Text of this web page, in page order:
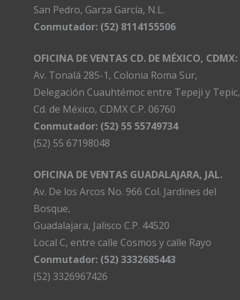
San Pedro, Garza García, N.L.
Conmutador: (52) 8114155506
OFICINA DE VENTAS CD. DE MÉXICO, CDMX:
Av. Tonalá 285-1, Colonia Roma Sur,
Delegación Cuauhtémoc entre Tepeji y Tepic,
Cd. de México, CDMX C.P. 06760
Conmutador: (52) 55 55749734
(52) 55 67198048
OFICINA DE VENTAS GUADALAJARA, JAL.
Av. De los Arcos No. 966 Col. Jardines del
Bosque,
Guadalajara, Jalisco C.P. 44520
Local C, entre calle Cosmos y calle Rayo
Conmutador: (52) 3332685443
(52) 3326967426